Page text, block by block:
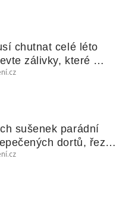
chutnat celé léto
zálivky, které
maso, nudle nebo
sušenek parádní
dortů, řezů